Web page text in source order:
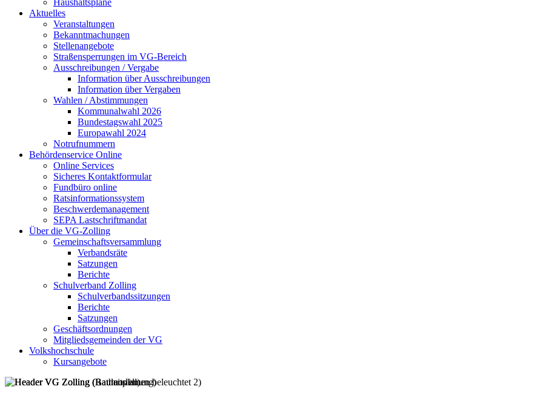
Haushaltspläne
Aktuelles
Veranstaltungen
Bekanntmachungen
Stellenangebote
Straßensperrungen im VG-Bereich
Ausschreibungen / Vergabe
Information über Ausschreibungen
Information über Vergaben
Wahlen / Abstimmungen
Kommunalwahl 2026
Bundestagswahl 2025
Europawahl 2024
Notrufnummern
Behördenservice Online
Online Services
Sicheres Kontaktformular
Fundbüro online
Ratsinformationssystem
Beschwerdemanagement
SEPA Lastschriftmandat
Über die VG-Zolling
Gemeinschaftsversammlung
Verbandsräte
Satzungen
Berichte
Schulverband Zolling
Schulverbandssitzungen
Berichte
Satzungen
Geschäftsordnungen
Mitgliedsgemeinden der VG
Volkshochschule
Kursangebote